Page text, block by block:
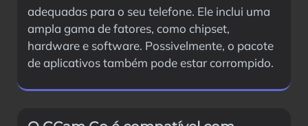
adequadas para o seu telefone. Ele inclui uma
ampla gama de fatores, como chipset,
hardware e software. Possivelmente, o pacote
de aplicativos também pode estar corrompido.